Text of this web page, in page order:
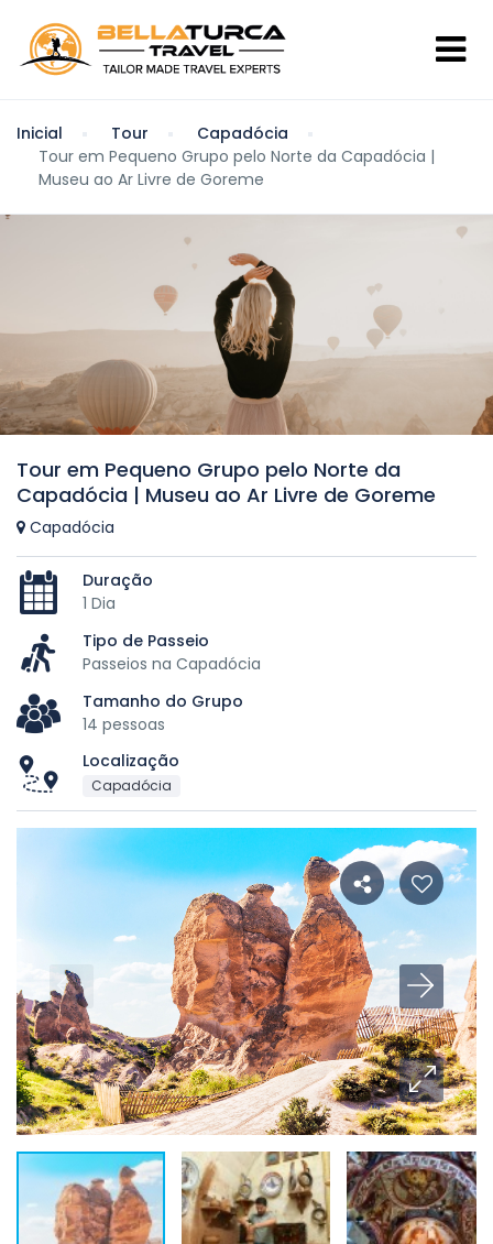
Inicial Tour
Capadócia
Tour em Pequeno Grupo pelo Norte da Capadócia |
Museu ao Ar Livre de Goreme
Tour em Pequeno Grupo pelo Norte da
Capadócia | Museu ao Ar Livre de Goreme
Capadócia
Duração
1 Dia
Tipo de Passeio
Passeios na Capadócia
Tamanho do Grupo
14 pessoas
Localização
Capadócia